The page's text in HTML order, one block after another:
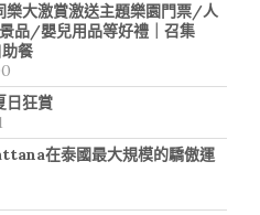
大激賞激送主題樂園門票/人
品/嬰兒用品等好禮｜召集
餐
狂賞
在泰國最大規模的驕傲運